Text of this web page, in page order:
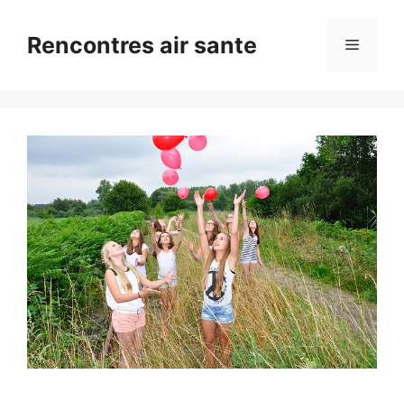
contenuRencontres air sante Menu